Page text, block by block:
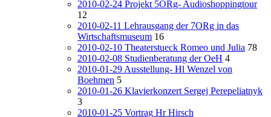
2010-02-24 Projekt 5ORg- Audioshoppingtour
12
2010-02-11 Lehrausgang der 7ORg in das
Wirtschaftsmuseum 16
2010-02-10 Theaterstueck Romeo und Julia 78
2010-02-08 Studienberatung der OeH 4
2010-01-29 Ausstellung- Hl Wenzel von
Boehmen 5
2010-01-26 Klavierkonzert Sergej Perepeliatnyk
3
2010-01-25 Vortrag Hr Hirsch